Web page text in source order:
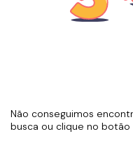
Não conseguimos
busca ou clique no botão